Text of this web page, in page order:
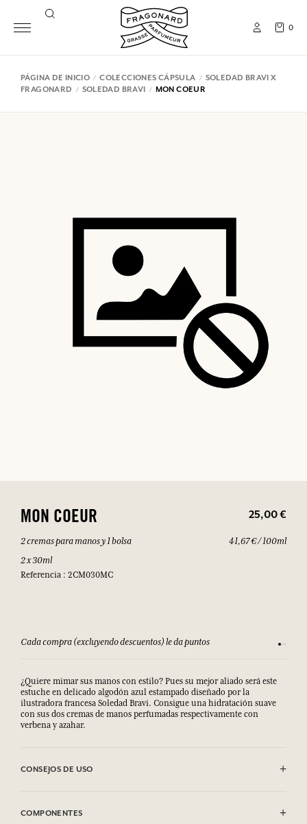
0
PÁGINA DE INICIO COLECCIONES CÁPSULA
SOLEDAD BRAVI X
FRAGONARD
SOLEDAD BRAVI MON COEUR
MON COEUR 25,00 €
2 cremas para manos y 1 bolsa
2 x 30ml
Referencia : 2CM030MC
41,67 € / 100ml
Cada compra (excluyendo descuentos) le da puntos
¿Quiere mimar sus manos con estilo? Pues su mejor aliado será este
estuche en delicado algodón azul estampado diseñado por la
ilustradora francesa Soledad Bravi. Consigue una hidratación suave
con sus dos cremas de manos perfumadas respectivamente con
verbena y azahar.
CONSEJOS DE USO
COMPONENTES